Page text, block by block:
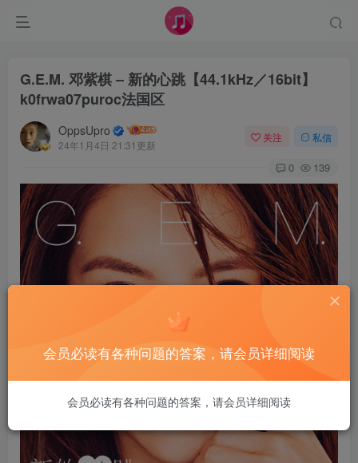
G.E.M. 邓紫棋 – 新的心跳【44.1kHz／16bit】
k0frwa07puroc法国区
OppsUpro
24年1月4日 21:31更新
关注 私信
0 139
会员必读有各种问题的答案，请会员详细阅读
会员必读有各种问题的答案，请会员详细阅读